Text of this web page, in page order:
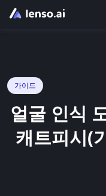
가이드
얼굴 인식
캐트피시(